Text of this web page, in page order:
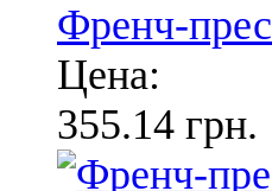
Френч-
Цена:
355.14 грн.